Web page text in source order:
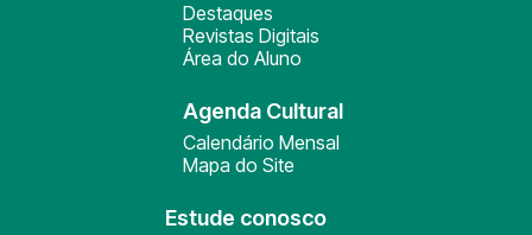
Destaques
Revistas Digitais
Área do Aluno
Agenda Cultural
Calendário Mensal
Mapa do Site
Estude conosco